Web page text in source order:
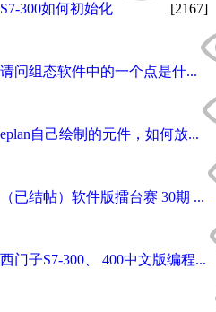
S7-300如何初始化 [2167]
请问组态软件中的一个点是什...
eplan自己绘制的元件，如何放...
（已结帖）软件版擂台赛 30期 ...
西门子S7-300、 400中文版编程...